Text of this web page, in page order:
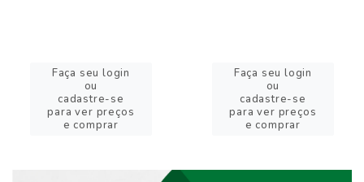
Faça seu login
ou
cadastre-se
para ver preços
e comprar
Faça seu login
ou
cadastre-se
para ver preços
e comprar